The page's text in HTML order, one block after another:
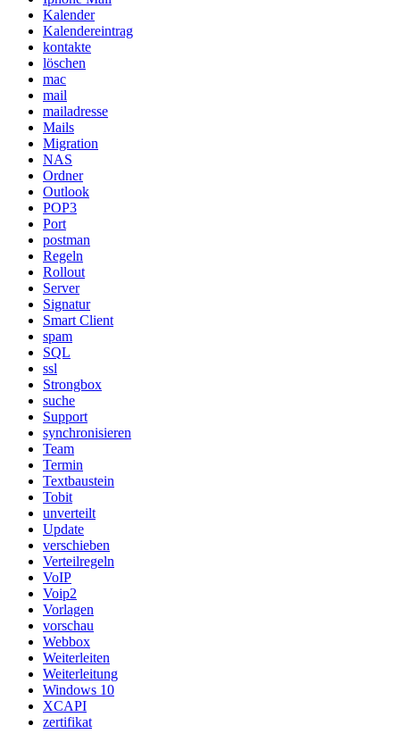
Kalender
Kalendereintrag
kontakte
löschen
mac
mail
mailadresse
Mails
Migration
NAS
Ordner
Outlook
POP3
Port
postman
Regeln
Rollout
Server
Signatur
Smart Client
spam
SQL
ssl
Strongbox
suche
Support
synchronisieren
Team
Termin
Textbaustein
Tobit
unverteilt
Update
verschieben
Verteilregeln
VoIP
Voip2
Vorlagen
vorschau
Webbox
Weiterleiten
Weiterleitung
Windows 10
XCAPI
zertifikat